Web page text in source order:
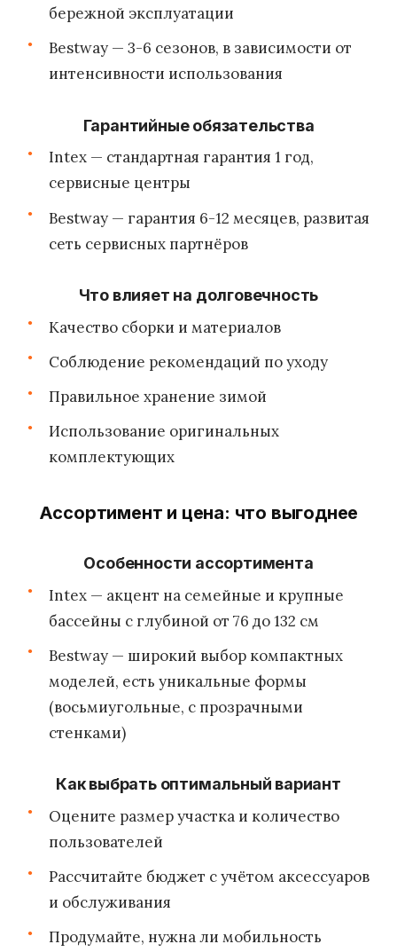
бережной эксплуатации
Bestway — 3-6 сезонов, в зависимости от
интенсивности использования
Гарантийные обязательства
Intex — стандартная гарантия 1 год,
сервисные центры
Bestway — гарантия 6-12 месяцев, развитая
сеть сервисных партнёров
Что влияет на долговечность
Качество сборки и материалов
Соблюдение рекомендаций по уходу
Правильное хранение зимой
Использование оригинальных
комплектующих
Ассортимент и цена: что выгоднее
Особенности ассортимента
Intex — акцент на семейные и крупные
бассейны с глубиной от 76 до 132 см
Bestway — широкий выбор компактных
моделей, есть уникальные формы
(восьмиугольные, с прозрачными
стенками)
Как выбрать оптимальный вариант
Оцените размер участка и количество
пользователей
Рассчитайте бюджет с учётом аксессуаров
и обслуживания
Продумайте, нужна ли мобильность